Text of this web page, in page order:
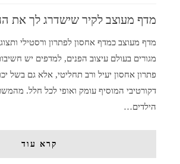
מדף מעוצב לקיר שישדרג לך את
מדף מעוצב כמדף אחסון לפתרון ורסטילי
מגורים בעולם עיצוב הפנים, למדפים יש
פתרון אחסון יעיל ורב תחליטי, אלא גם בשל
דקורטיבי המוסיף עומק ואופי לכל חלל.
הילדים…
קרא עוד